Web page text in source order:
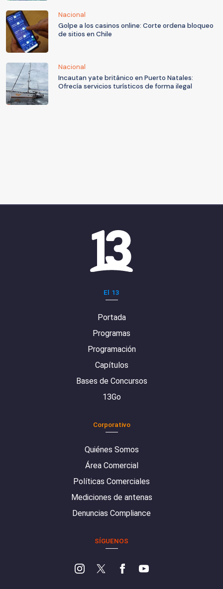
Nacional
Golpe a los casinos online: Corte ordena bloqueo
de sitios en Chile
Nacional
Incautan yate británico en Puerto Natales:
Ofrecía servicios turísticos de forma ilegal
El 13
Portada
Programas
Programación
Capítulos
Bases de Concursos
13Go
Corporativo
Quiénes Somos
Área Comercial
Políticas Comerciales
Mediciones de antenas
Denuncias Compliance
SÍGUENOS